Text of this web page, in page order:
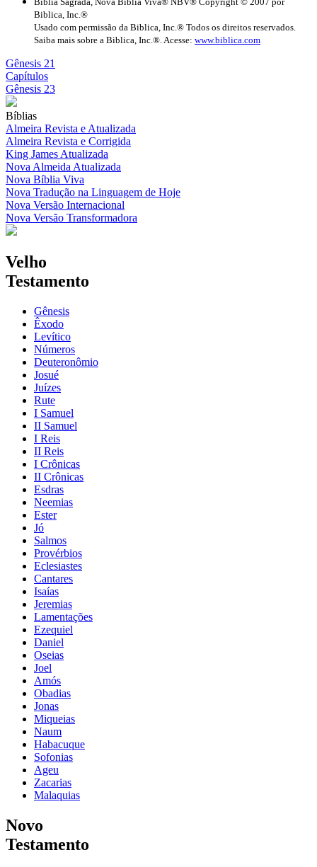
Biblica, Inc.®
Usado com permissão da Biblica, Inc.® Todos os direitos reservados.
Saiba mais sobre a Biblica, Inc.®. Acesse: www.biblica.com
Gênesis 21
Capítulos
Gênesis 23
Bíblias
Almeira Revista e Atualizada
Almeira Revista e Corrigida
King James Atualizada
Nova Almeida Atualizada
Nova Bíblia Viva
Nova Tradução na Linguagem de Hoje
Nova Versão Internacional
Nova Versão Transformadora
Velho
Testamento
Gênesis
Êxodo
Levítico
Números
Deuteronômio
Josué
Juízes
Rute
I Samuel
II Samuel
I Reis
II Reis
I Crônicas
II Crônicas
Esdras
Neemias
Ester
Jó
Salmos
Provérbios
Eclesiastes
Cantares
Isaías
Jeremias
Lamentações
Ezequiel
Daniel
Oseias
Joel
Amós
Obadias
Jonas
Miqueias
Naum
Habacuque
Sofonias
Ageu
Zacarias
Malaquias
Novo
Testamento